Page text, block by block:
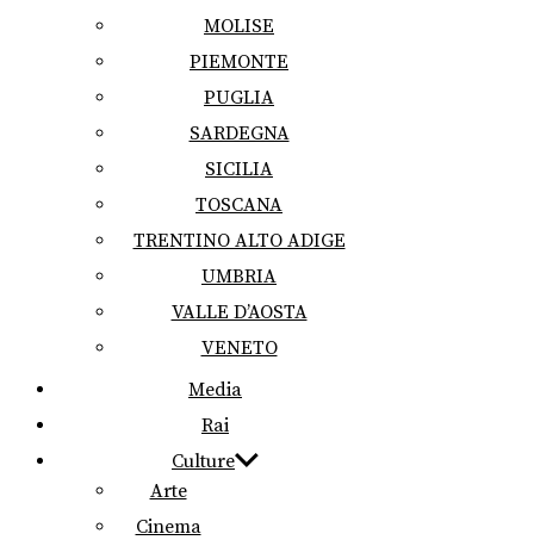
MOLISE
PIEMONTE
PUGLIA
SARDEGNA
SICILIA
TOSCANA
TRENTINO ALTO ADIGE
UMBRIA
VALLE D’AOSTA
VENETO
Media
Rai
Culture
Arte
Cinema